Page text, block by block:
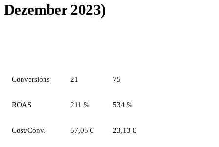
Dezember 2023)
Conversions 21 75
ROAS 211 % 534 %
Cost/Conv. 57,05 € 23,13 €